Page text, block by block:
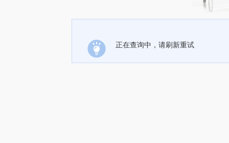
正在查询中，请刷新重试